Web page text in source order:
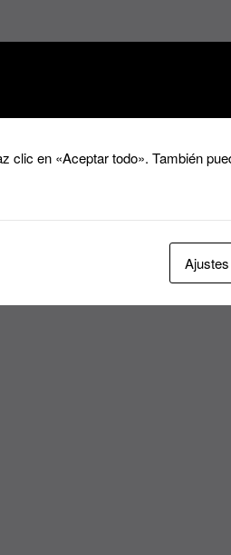
clic en «Aceptar todo». También
Ajustes